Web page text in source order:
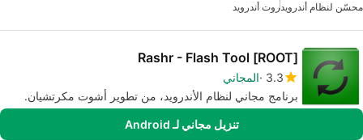
محسّن لنظام أندرويدروت أندرويد
[ROOT] Rashr - Flash Tool
3.3 المجاني
برنامج مجاني لنظام الأندرويد، من تطوير أشوت مكرتشيان.
تنزيل مجاني لـ Android